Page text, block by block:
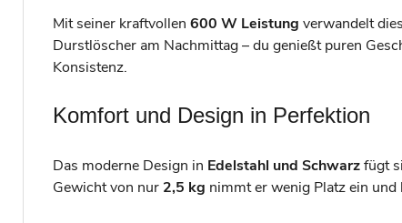
Mit seiner kraftvollen 600 W Leistung verwandelt
Durstlöscher am Nachmittag – du genießt puren
Konsistenz.
Komfort und Design in Perfektion
Das moderne Design in Edelstahl und Schwarzfügt
Gewicht von nur 2,5 kg nimmt er wenig Platz ein